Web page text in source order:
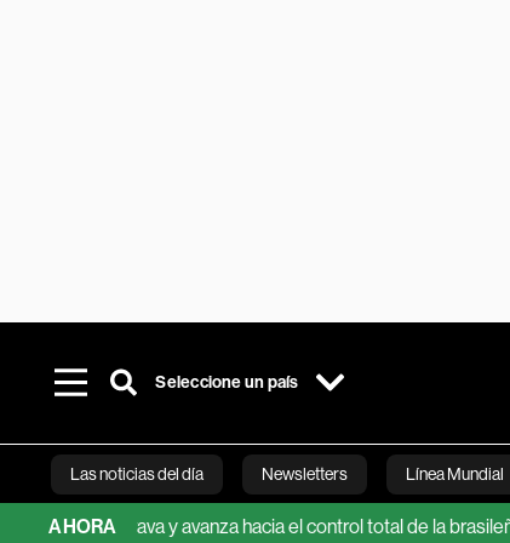
Seleccione un país
Las noticias del día Newsletters Línea Mundial
AHORA
Brava y avanza hacia el control total de la brasileña